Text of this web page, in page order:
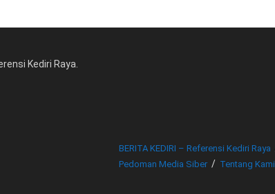
Kediri Raya.
BERITA KEDIRI – Referensi Kediri Raya
Pedoman Media Siber
Tentang Kami